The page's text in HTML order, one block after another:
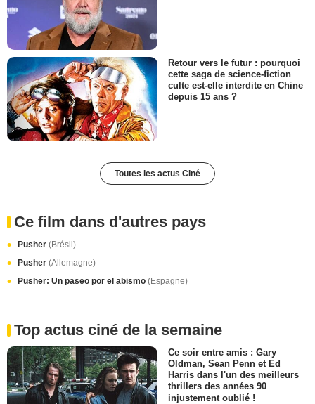
Retour vers le futur : pourquoi
cette saga de science-fiction
culte est-elle interdite en Chine
depuis 15 ans ?
Toutes les actus Ciné
Ce film dans d'autres pays
Pusher (Brésil)
Pusher (Allemagne)
Pusher: Un paseo por el abismo (Espagne)
Top actus ciné de la semaine
Ce soir entre amis : Gary
Oldman, Sean Penn et Ed
Harris dans l'un des meilleurs
thrillers des années 90
injustement oublié !